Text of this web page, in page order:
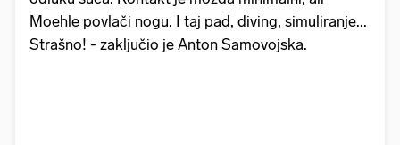
Moehle povlači nogu. I taj pad, diving, simuliranje...
Strašno! - zaključio je Anton Samovojska.